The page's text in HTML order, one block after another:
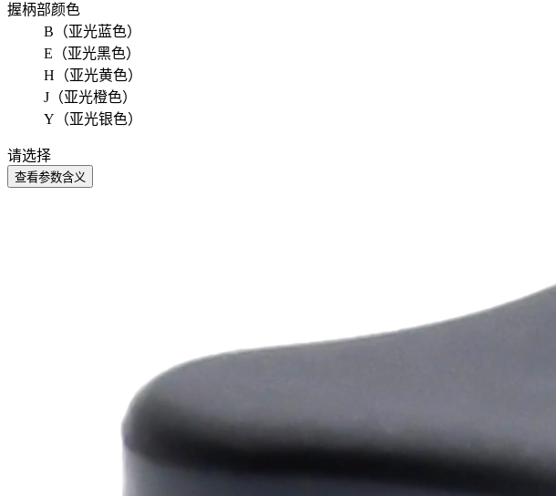
握柄部颜色
B（亚光蓝色）
E（亚光黑色）
H（亚光黄色）
J（亚光橙色）
Y（亚光银色）
请选择
查看参数含义